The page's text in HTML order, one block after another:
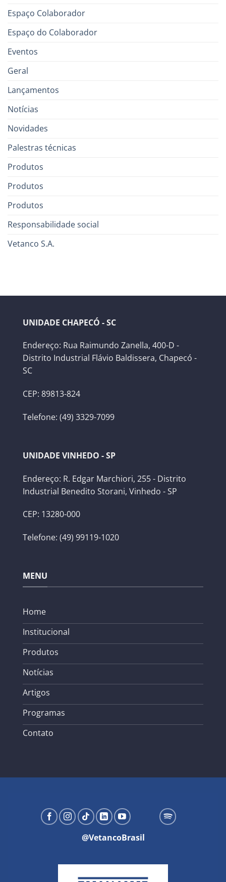
Espaço Colaborador
Espaço do Colaborador
Eventos
Geral
Lançamentos
Notícias
Novidades
Palestras técnicas
Produtos
Produtos
Produtos
Responsabilidade social
Vetanco S.A.
UNIDADE CHAPECÓ - SC
Endereço: Rua Raimundo Zanella, 400-D -
Distrito Industrial Flávio Baldissera, Chapecó -
SC
CEP: 89813-824
Telefone: (49) 3329-7099
UNIDADE VINHEDO - SP
Endereço: R. Edgar Marchiori, 255 - Distrito
Industrial Benedito Storani, Vinhedo - SP
CEP: 13280-000
Telefone: (49) 99119-1020
MENU
Home
Institucional
Produtos
Notícias
Artigos
Programas
Contato
@VetancoBrasil